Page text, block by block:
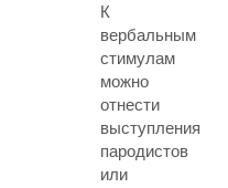
К
вербальным
стимулам
можно
отнести
выступления
пародистов
или